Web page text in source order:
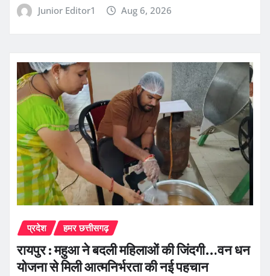
Junior Editor1 Aug 6, 2026
प्रदेश हमर छत्तीसगढ़
रायपुर : महुआ ने बदली महिलाओं की जिंदगी…वन धन
योजना से मिली आत्मनिर्भरता की नई पहचान